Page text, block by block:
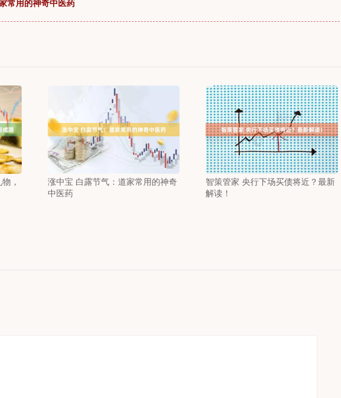
常用的神奇中医药
，
涨中宝 白露节气：道家常用的神奇
中医药
智策管家 央行下场买债将近？最新
解读！